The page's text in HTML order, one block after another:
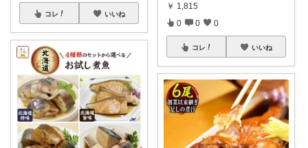
コレ いいね
￥ 1,815
0 0 0
コレ いいね